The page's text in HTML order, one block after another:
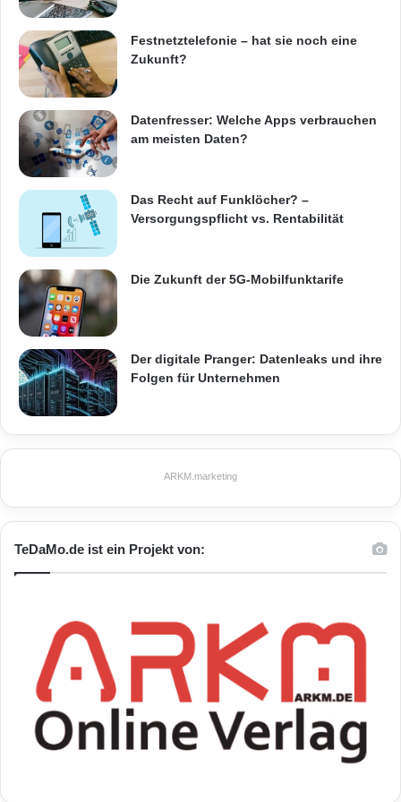
Hierfür gibt es auch Forschungsinstitute, die
erproben, inwiefern der Bau auf dem Mond mit
einem 3D-Drucker möglich ist.
3D-Druck Drucker Vorteile
Festnetztelefonie – hat sie noch eine
Zukunft?
Datenfresser: Welche Apps verbrauchen
am meisten Daten?
Das Recht auf Funklöcher? –
Versorgungspflicht vs. Rentabilität
Die Zukunft der 5G-Mobilfunktarife
Der digitale Pranger: Datenleaks und ihre
Folgen für Unternehmen
ARKM.marketing
TeDaMo.de ist ein Projekt von: